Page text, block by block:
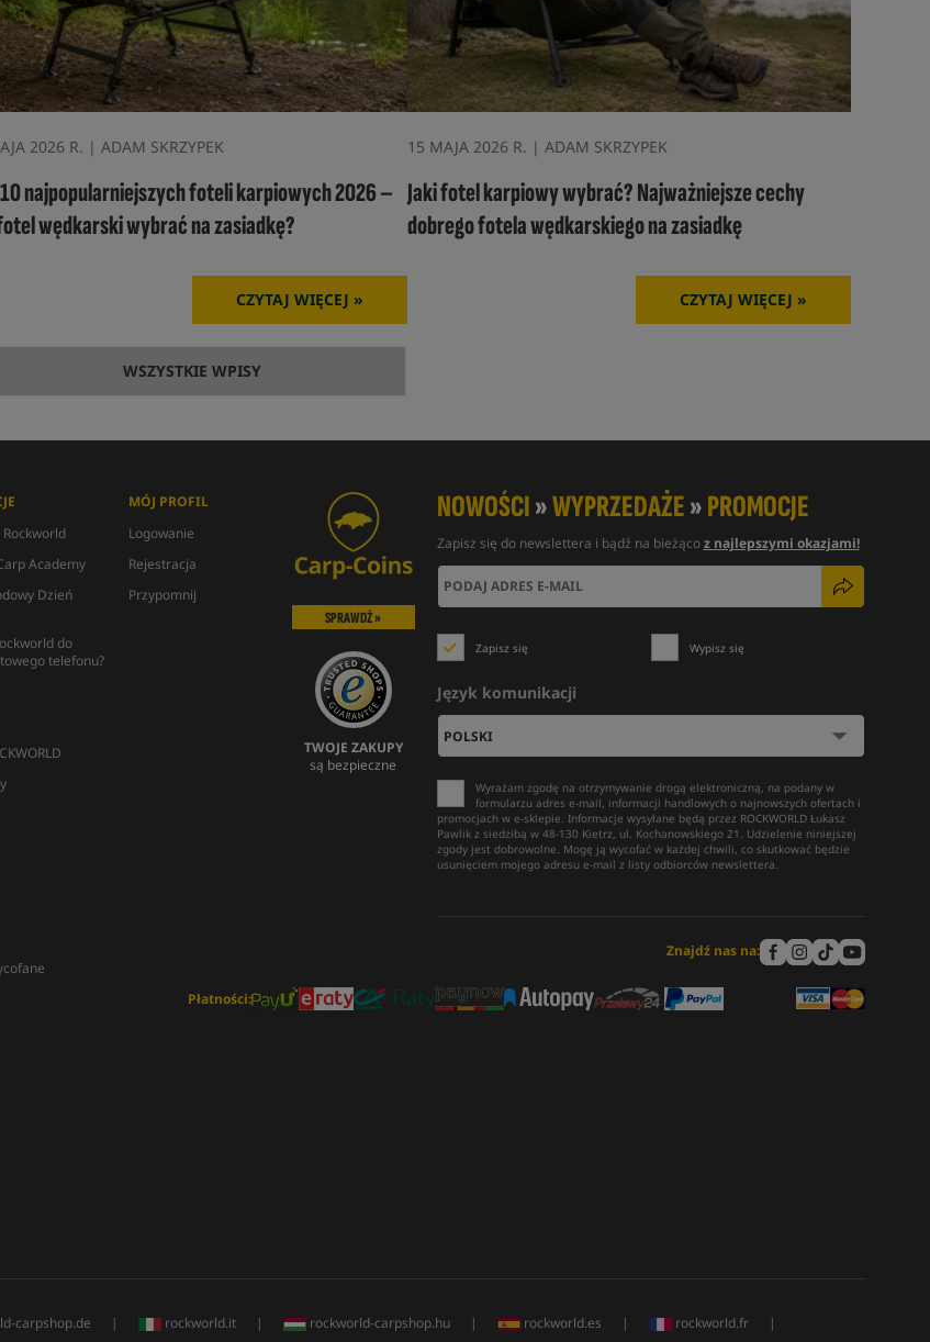
2026 R. | ADAM SKRZYPEK
najpopularniejszych foteli karpiowych 2026 –
wędkarski wybrać na zasiadkę?
CZYTAJ WIĘCEJ »
15 MAJA 2026 R. | ADAM SKRZYPEK
Jaki fotel karpiowy wybrać? Najważniejsze cechy
dobrego fotela wędkarskiego na zasiadkę
CZYTAJ WIĘCEJ »
WSZYSTKIE WPISY
NOWOŚCI»WYPRZEDAŻE»PROMOCJE
Zapisz się do newslettera i bądź na bieżącoz najlepszymi okazjami!
Zapisz się Wypisz się
Język komunikacji
Wyrażam zgodę na otrzymywanie drogą elektroniczną, na podany w
formularzu adres e-mail, informacji handlowych o najnowszych ofertach i
promocjach w e-sklepie. Informacje wysyłane będą przez ROCKWORLD Łukasz
Pawlik z siedzibą w 48-130 Kietrz, ul. Kochanowskiego 21. Udzielenie niniejszej
zgody jest dobrowolne. Mogę ją wycofać w każdej chwili, co skutkować będzie
usunięciem mojego adresu e-mail z listy odbiorców newslettera.
Znajdź nas na:
Płatności:
Rockworld
Academy
Dzień
do
telefonu?
MÓJ PROFIL
Logowanie
Rejestracja
Przypomnij
SPRAWDŹ »
TWOJE ZAKUPY
są bezpieczne
carpshop.de | rockworld.it | rockworld-carpshop.hu | rockworld.es | rockworld.fr |